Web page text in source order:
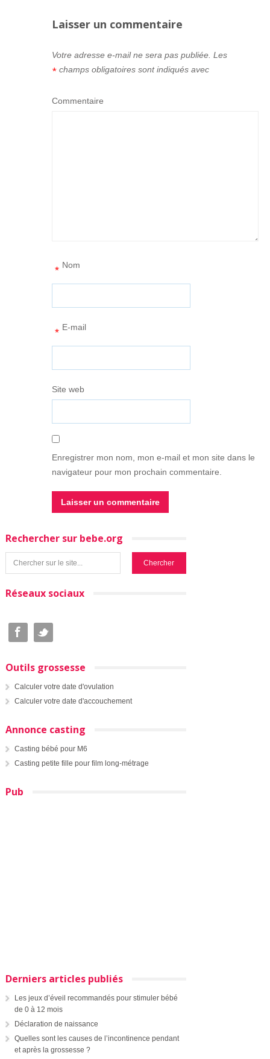
Laisser un commentaire
Votre adresse e-mail ne sera pas publiée. Les
champs obligatoires sont indiqués avec
*
Commentaire
Nom
*
E-mail
*
Site web
Enregistrer mon nom, mon e-mail et mon site dans le
navigateur pour mon prochain commentaire.
Rechercher sur bebe.org
Réseaux sociaux
Outils grossesse
Calculer votre date d'ovulation
Calculer votre date d'accouchement
Annonce casting
Casting bébé pour M6
Casting petite fille pour film long-métrage
Pub
Derniers articles publiés
Les jeux d’éveil recommandés pour stimuler bébé
de 0 à 12 mois
Déclaration de naissance
Quelles sont les causes de l’incontinence pendant
et après la grossesse ?